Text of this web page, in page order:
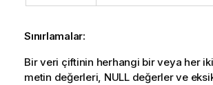
Sınırlamalar:
Bir veri çiftinin herhangi bir veya her
metin değerleri, NULLdeğerler ve